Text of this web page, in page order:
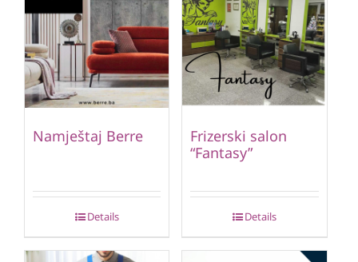
Namještaj Berre
Details
Frizerski salon
“Fantasy”
Details